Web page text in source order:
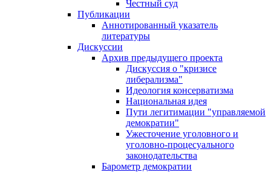
Честный суд
Публикации
Аннотированный указатель
литературы
Дискуссии
Архив предыдущего проекта
Дискуссия о "кризисе
либерализма"
Идеология консерватизма
Национальная идея
Пути легитимации "управляемой
демократии"
Ужесточение уголовного и
уголовно-процесуального
законодательства
Барометр демократии